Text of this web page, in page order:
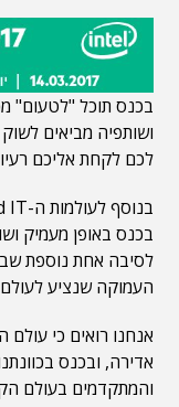
ושותפיה מביאים
לכם לקחת אליכם
בכנס באופן מעמיק
לסיבה אחת נוספת
העמוקה שנציע
אנחנו רואים כי
אדירה, ובכנס
והמתקדמים בעולם